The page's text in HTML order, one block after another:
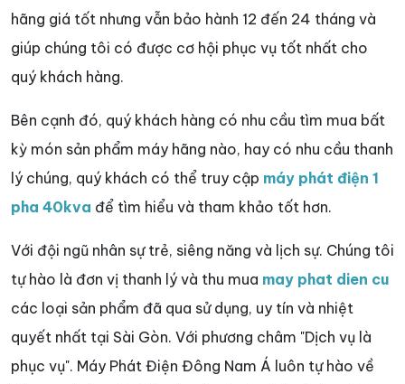
hãng giá tốt nhưng vẫn bảo hành 12 đến 24 tháng và
giúp chúng tôi có được cơ hội phục vụ tốt nhất cho
quý khách hàng.
Bên cạnh đó, quý khách hàng có nhu cầu tìm mua bất
kỳ món sản phẩm máy hãng nào, hay có nhu cầu thanh
lý chúng, quý khách có thể truy cập máy phát điện 1
pha 40kva để tìm hiểu và tham khảo tốt hơn.
Với đội ngũ nhân sự trẻ, siêng năng và lịch sự. Chúng tôi
tự hào là đơn vị thanh lý và thu mua may phat dien cu
các loại sản phẩm đã qua sử dụng, uy tín và nhiệt
quyết nhất tại Sài Gòn. Với phương châm "Dịch vụ là
phục vụ". Máy Phát Điện Đông Nam Á luôn tự hào về